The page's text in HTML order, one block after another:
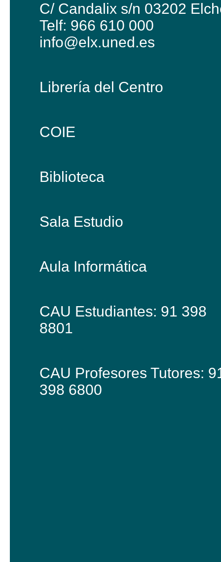
C/ Candalix s/n 03202
Telf: 966 610 000
info@elx.uned.es
Librería del Centro
COIE
Biblioteca
Sala Estudio
Aula Informática
CAU Estudiantes: 91 398
8801
CAU Profesores Tutores:
398 6800